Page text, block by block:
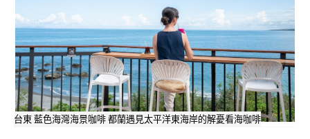
台東 藍色海灣海景咖啡 都蘭遇見太平洋東海岸的解憂看海咖啡